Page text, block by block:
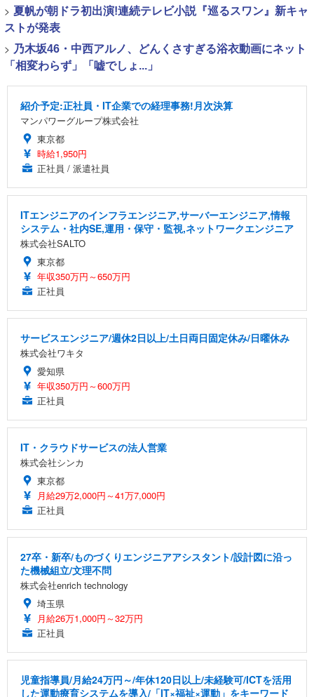
> 夏帆が朝ドラ初出演!連続テレビ小説『巡るスワン』新キャ
ストが発表
> 乃木坂46・中西アルノ、どんくさすぎる浴衣動画にネット
「相変わらず」「嘘でしょ...」
紹介予定:正社員・IT企業での経理事務!月次決算
マンパワーグループ株式会社
東京都
時給1,950円
正社員 / 派遣社員
ITエンジニアのインフラエンジニア,サーバーエンジニア,情報
システム・社内SE,運用・保守・監視,ネットワークエンジニア
株式会社SALTO
東京都
年収350万円～650万円
正社員
サービスエンジニア/週休2日以上/土日両日固定休み/日曜休み
株式会社ワキタ
愛知県
年収350万円～600万円
正社員
IT・クラウドサービスの法人営業
株式会社シンカ
東京都
月給29万2,000円～41万7,000円
正社員
27卒・新卒/ものづくりエンジニアアシスタント/設計図に沿っ
た機械組立/文理不問
株式会社enrich technology
埼玉県
月給26万1,000円～32万円
正社員
児童指導員/月給24万円～/年休120日以上/未経験可/ICTを活用
した運動療育システムを導入/「IT×福祉×運動」をキーワード